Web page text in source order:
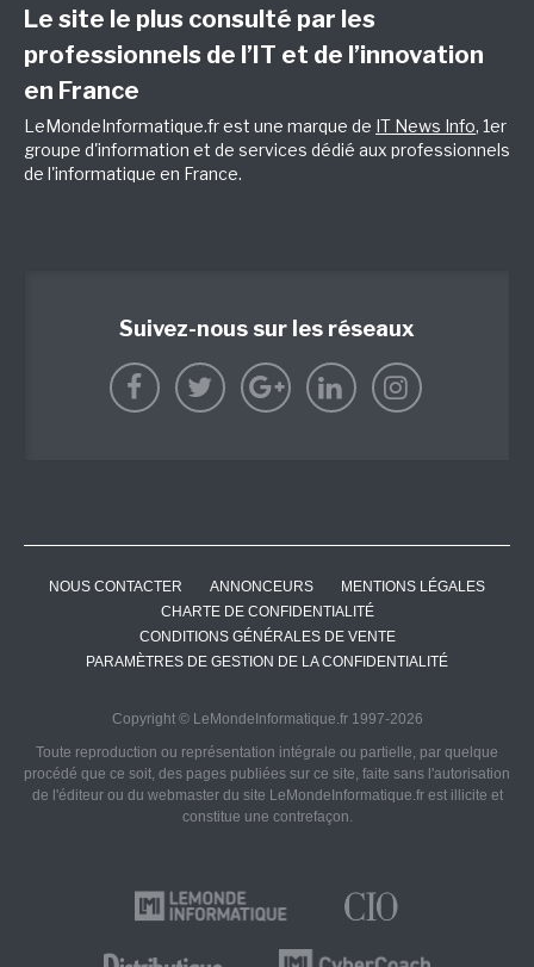
Le site le plus consulté par les
professionnels de l’IT et de l’innovation
en France
LeMondeInformatique.fr est une marque de IT News Info, 1er
groupe d'information et de services dédié aux professionnels
de l'informatique en France.
Suivez-nous sur les réseaux
NOUS CONTACTER ANNONCEURS
MENTIONS LÉGALES
CHARTE DE CONFIDENTIALITÉ
CONDITIONS GÉNÉRALES DE VENTE
PARAMÈTRES DE GESTION DE LA CONFIDENTIALITÉ
Copyright © LeMondeInformatique.fr 1997-2026
Toute reproduction ou représentation intégrale ou partielle, par quelque
procédé que ce soit, des pages publiées sur ce site, faite sans l'autorisation
de l'éditeur ou du webmaster du site LeMondeInformatique.fr est illicite et
constitue une contrefaçon.